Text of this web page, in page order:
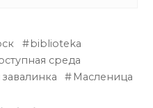
biblioteka
среда
Масленица